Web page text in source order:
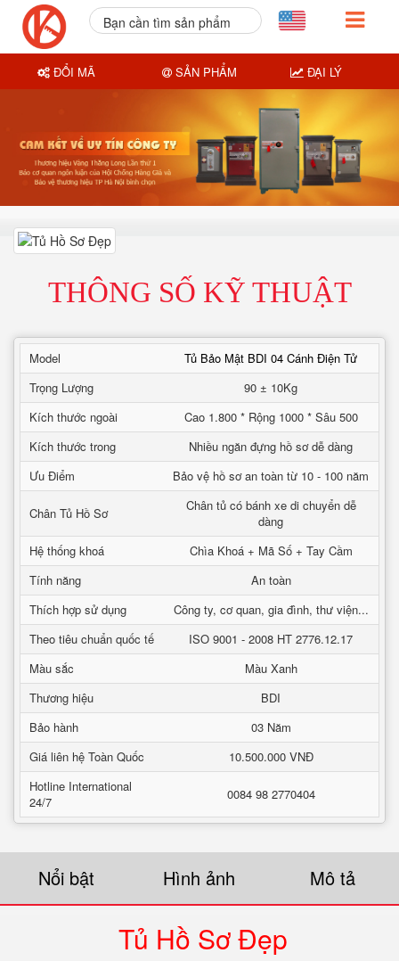
THÔNG SỐ KỸ THUẬT
Model
Tủ Bảo Mật BDI 04 Cánh Điện Tử
Trọng Lượng
90 ± 10Kg
Kích thước ngoài
Cao 1.800 * Rộng 1000 * Sâu 500
Kích thước trong
Nhiều ngăn đựng hồ sơ dễ dàng
Ưu Điểm
Bảo vệ hồ sơ an toàn từ 10 - 100 năm
Chân Tủ Hồ Sơ
Chân tủ có bánh xe di chuyển dễ
dàng
Hệ thống khoá
Chìa Khoá + Mã Số + Tay Cầm
Tính năng
An toàn
Thích hợp sử dụng
Công ty, cơ quan, gia đình, thư viện...
Theo tiêu chuẩn quốc tế
ISO 9001 - 2008 HT 2776.12.17
Màu sắc
Màu Xanh
Thương hiệu
BDI
Bảo hành
03 Năm
Giá liên hệ Toàn Quốc
10.500.000 VNĐ
Hotline International
24/7
0084 98 2770404
Nổi bật Hình ảnh Mô tả
Tủ Hồ Sơ Đẹp
Bạn cần tìm sản phẩm
ĐỔI MÃ SẢN PHẨM ĐẠI LÝ